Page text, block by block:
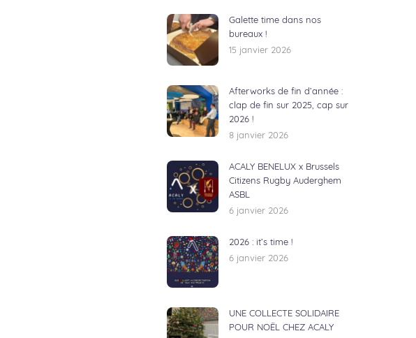
Galette time dans nos
bureaux !
15 janvier 2026
Afterworks de fin d’année :
clap de fin sur 2025, cap sur
2026 !
8 janvier 2026
ACALY BENELUX x Brussels
Citizens Rugby Auderghem
ASBL
6 janvier 2026
2026 : it’s time !
6 janvier 2026
UNE COLLECTE SOLIDAIRE
POUR NOËL CHEZ ACALY